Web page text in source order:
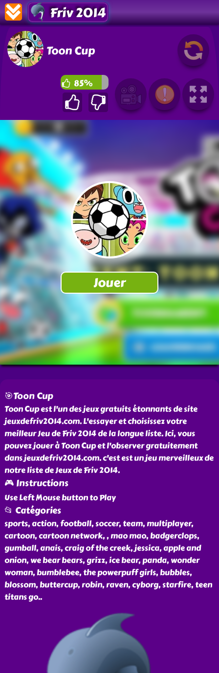
Friv 2014
Toon Cup
85%
🎯Toon Cup
Toon Cup est l'un des jeux gratuits étonnants de site
jeuxdefriv2014.com. L'essayer et choisissez votre
meilleur Jeu de Friv 2014 de la longue liste. Ici, vous
pouvez jouer à Toon Cup et l'observer gratuitement
dans jeuxdefriv2014.com. c'est est un jeu merveilleux de
notre liste de Jeux de Friv 2014.
🎮 Instructions
Use Left Mouse button to Play
📂 Catégories
sports, action, football, soccer, team, multiplayer,
cartoon, cartoon network, , mao mao, badgerclops,
gumball, anais, craig of the creek, jessica, apple and
onion, we bear bears, grizz, ice bear, panda, wonder
woman, bumblebee, the powerpuff girls, bubbles,
blossom, buttercup, robin, raven, cyborg, starfire, teen
titans go..